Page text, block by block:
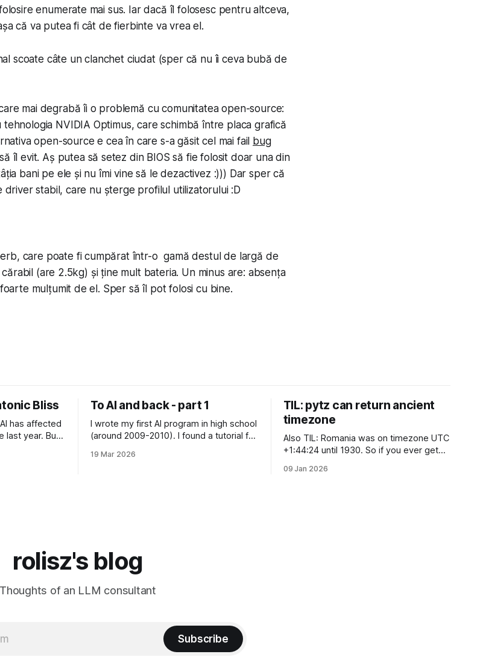
enumerate mai sus. Iar dacă îl folosesc pentru altceva,
că va putea fi cât de fierbinte va vrea el.
scoate câte un clanchet ciudat (sper că nu îi ceva bubă de
mai degrabă îi o problemă cu co­mu­ni­tatea open-source:
NVIDIA Optimus, care schimbă între placa grafică
open-source e cea în care s-a găsit cel mai fail bug
îl evit. Aș putea să setez din BIOS să fie folosit doar una din
bani pe ele și nu îmi vine să le dezactivez :))) Dar sper că
driver stabil, care nu șterge profilul uti­liza­toru­lui :D
care poate fi cumpărat într-o gamă destul de largă de
(are 2.5kg) și ține mult bateria. Un minus are: absența
mulțumit de el. Sper să îl pot folosi cu bine.
Bliss
has affected
last year. But
health".
To AI and back - part 1
I wrote my first AI program in high school
(around 2009-2010). I found a tutorial for
of number that sum to a value (I think). It
19 Mar 2026
TIL: pytz can return ancient
timezone
Also TIL: Romania was on timezone UTC
+1:44:24 until 1930. So if you ever get
30 minute) offsets in code, it's probably
09 Jan 2026
rolisz's blog
Thoughts of an LLM consultant
Subscribe